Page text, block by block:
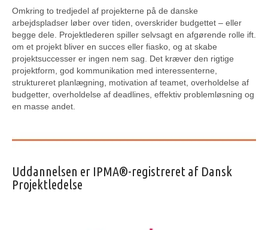
Omkring to tredjedel af projekterne på de danske
arbejdspladser løber over tiden, overskrider budgettet – eller
begge dele. Projektlederen spiller selvsagt en afgørende rolle ift.
om et projekt bliver en succes eller fiasko, og at skabe
projektsuccesser er ingen nem sag. Det kræver den rigtige
projektform, god kommunikation med interessenterne,
struktureret planlægning, motivation af teamet, overholdelse af
budgetter, overholdelse af deadlines, effektiv problemløsning og
en masse andet.
Uddannelsen er IPMA®-registreret af Dansk
Projektledelse